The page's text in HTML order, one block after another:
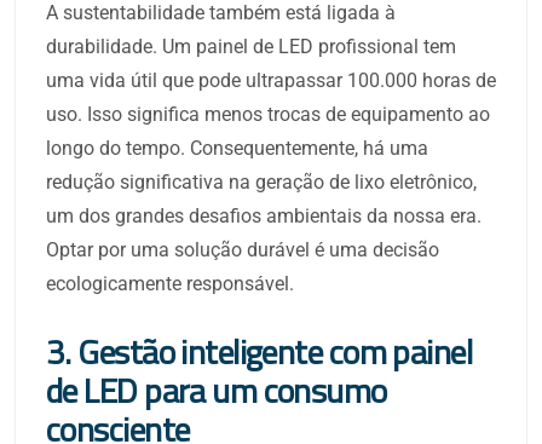
A sustentabilidade também está ligada à
durabilidade. Um painel de LED profissional tem
uma vida útil que pode ultrapassar 100.000 horas de
uso. Isso significa menos trocas de equipamento ao
longo do tempo. Consequentemente, há uma
redução significativa na geração de lixo eletrônico,
um dos grandes desafios ambientais da nossa era.
Optar por uma solução durável é uma decisão
ecologicamente responsável.
3. Gestão inteligente com painel
de LED para um consumo
consciente